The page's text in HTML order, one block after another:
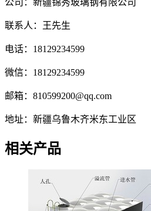
公司：新疆锦秀玻璃钢有限公司
联系人：王先生
电话：18129234599
微信：18129234599
邮箱：810599200@qq.com
地址：新疆乌鲁木齐米东工业区
相关产品